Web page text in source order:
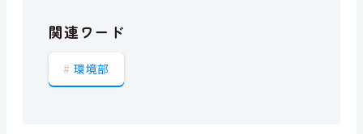
関連ワード
環境部